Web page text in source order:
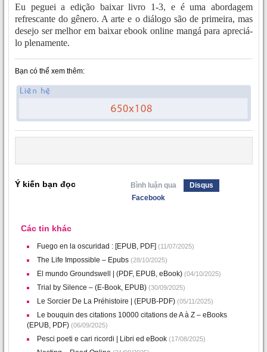
Eu peguei a edição baixar livro 1-3, e é uma abordagem
refrescante do gênero. A arte e o diálogo são de primeira, mas
desejo ser melhor em baixar ebook online mangá para apreciá-
lo plenamente.
Bạn có thể xem thêm:
Ý kiến bạn đọc Bình luận qua
Disqus
Facebook
Các tin khác
Fuego en la oscuridad : [EPUB, PDF] (11/07/2025)
The Life Impossible – Epubs (28/10/2025)
El mundo Groundswell | (PDF, EPUB, eBook) (04/10/2025)
Trial by Silence – (E-Book, EPUB) (30/09/2025)
Le Sorcier De La Préhistoire | (EPUB-PDF) (05/11/2025)
Le bouquin des citations 10000 citations de A à Z – eBooks
(EPUB, PDF) (06/09/2025)
Pesci poeti e cari ricordi | Libri ed eBook (17/08/2025)